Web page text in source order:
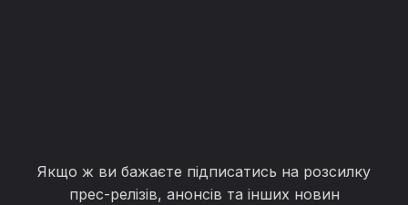
Якщо ж ви бажаєте підписатись на розсилку
прес-релізів, анонсів та інших новин